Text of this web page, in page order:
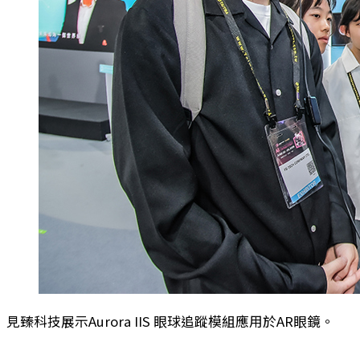
見臻科技展示Aurora IIS 眼球追蹤模組應用於AR眼鏡。